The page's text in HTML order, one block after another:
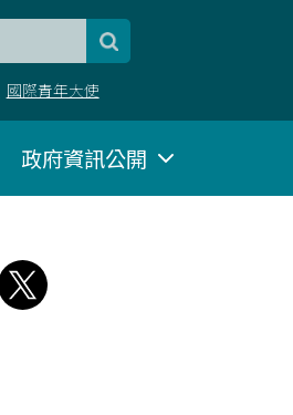
國際青年大使
政府資訊公開